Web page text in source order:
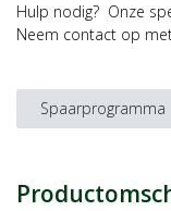
Hulp nodig? Onze
Neem contact op
Spaarprogramma